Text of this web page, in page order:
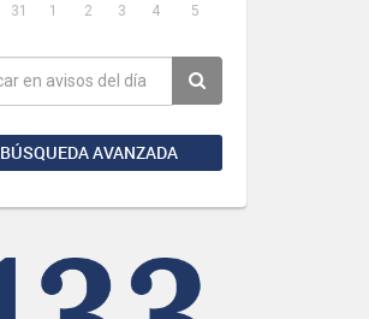
31 1 2 3 4 5
BÚSQUEDA AVANZADA